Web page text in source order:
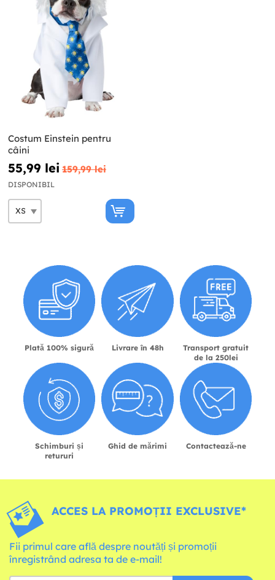
Costum Einstein pentru
câini
55,99 lei 159,99 lei
DISPONIBIL
Plată 100% sigură Livrare în 48h
Transport gratuit
de la 250lei
Schimburi și
retururi
Ghid de mărimi Contactează-ne
ACCES LA PROMOȚII EXCLUSIVE*
Fii primul care află despre noutăți și promoții
înregistrând adresa ta de e-mail!